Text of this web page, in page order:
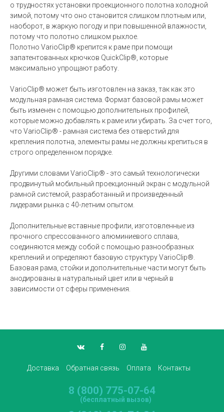
о трудностях установки проекционного полотна холодной
зимой, потому что оно становится слишком плотным или,
наоборот, в жаркую погоду и при повышенной влажности,
потому что полотно слишком рыхлое.
Полотно VarioClip® крепится к раме при помощи
запатентованных крючков QuickClip®, которые
максимально упрощают работу.
VarioClip® может быть изготовлен на заказ, так как это
модульная рамная система. Формат базовой рамы может
быть изменен с помощью дополнительных профилей,
которые можно добавлять к раме или убирать. За счет того,
что VarioClip® - рамная система без отверстий для
крепления полотна, элементы рамы не должны крепиться в
строго определенном порядке.
Другими словами VarioClip® - это самый технологически
продвинутый мобильный проекционный экран с модульной
рамной системой, разработанный и произведенный
лидерами рынка с 40-летним опытом.
Дополнительные вставные профили, изготовленные из
прочного спрессованного алюминиевого сплава,
соединяются между собой с помощью разнообразных
креплений и определяют базовую структуру VarioClip®.
Базовая рама, стойки и дополнительные части могут быть
анодированы в натуральный цвет или в черный в
зависимости от сферы применения.
Доставка Обратная связь Оплата Контакты
8 (800) 775-07-64
(бесплатный вызов)